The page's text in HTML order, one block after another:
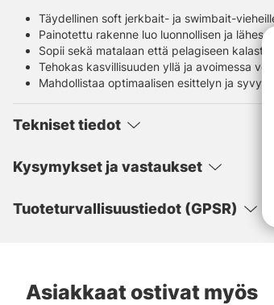
Täydellinen soft jerkbait- ja swimbait-
Painotettu rakenne luo luonnollisen ja lähes
Sopii sekä matalaan että pelagiseen
Tehokas kasvillisuuden yllä ja avoimessa
Mahdollistaa optimaalisen esittelyn ja
Tekniset tiedot
Kysymykset ja vastaukset
Tuoteturvallisuustiedot (GPSR)
Asiakkaat ostivat myös